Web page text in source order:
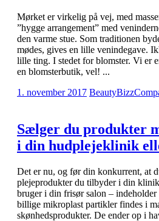
Mørket er virkelig på vej, med
”hygge arrangement” med
den varme stue. Som traditionen
mødes, gives en lille venindegave.
lille ting. I stedet for blomster. Vi er
en blomsterbutik, vel! ...
1. november 2017
Sælger du produkter
i din hudplejeklinik
Det er nu, og før din konkurrent, at
plejeprodukter du tilbyder i din
bruger i din frisør salon –
billige mikroplast partikler findes i
skønhedsprodukter. De ender op i